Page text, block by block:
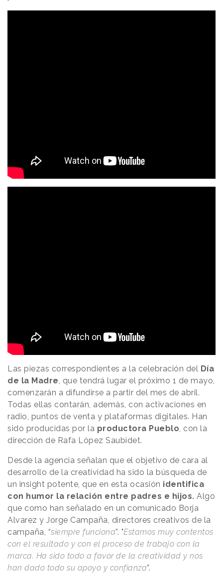
Las piezas correspondientes a la celebración del Día
de la Madre, que tendrá lugar el próximo 1 de mayo,
comenzarán a difundirse a partir del mes de abril.
Todas ellas contarán, además, con activaciones en
radio, puntos de venta y plataformas digitales. Han
sido producidas por la productora Pueblo, con la
dirección de Rafa López Saubidet.
Desde la agencia señalan que el objetivo de cara al
desarrollo de la creatividad ha sido la búsqueda de
un insight potente, que en esta ocasión identifica
con humor la relación entre padres e hijos. Algo
que como han señalado en un comunicado Borja
Alvarez y Jorge Campaña, directores creativos de la
campaña, “siempre funciona”. "Estamos muy contentos
con el resultado y con el proceso de trabajo con la
marca. Ha sido todo a favor de la creatividad y nos
han dado todo su apoyo y confianza”.